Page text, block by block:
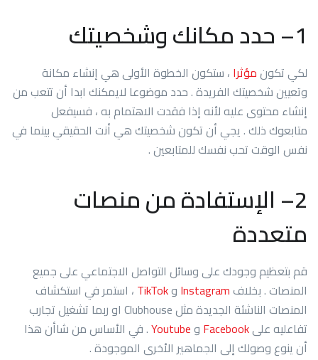
1– حدد مكانك وشخصيتك
لكي تكونمؤثرا ، ستكون الخطوة الأولى هي إنشاء مكانة
وتعيين شخصيتك الفريدة . حدد موضوعا لايمكنك ابدا أن تتعب من
إنشاء محتوى عليه لأنه إذا فقدت الاهتمام به ، فسيفعل
متابعوك ذلك . يجي أن تكون شخصيتك هي أنت الحقيقي بينما في
نفس الوقت تحب نفسك للمتابعين .
2– الإستفادة من منصات
متعددة
قم بتعظيم وجودك على وسائل التواصل الاجتماعي على جميع
المنصات . بخلافInstagram وTikTok ، استمر في استكشاف
المنصات الناشئة الجديدة مثل Clubhouse او ربما تشغيل تجارب
تفاعليه علىFacebook وYoutube. في الأساس من شاأن هذا
أن ينوع وصولك إلى الجماهير الأخرى الموجودة .